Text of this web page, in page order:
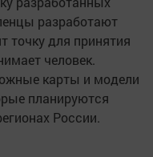
разработают
точку для принятия
человек.
карты и модели
планируются
России.